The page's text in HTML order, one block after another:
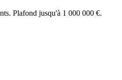
Plafond jusqu'à 1 000 000 €.